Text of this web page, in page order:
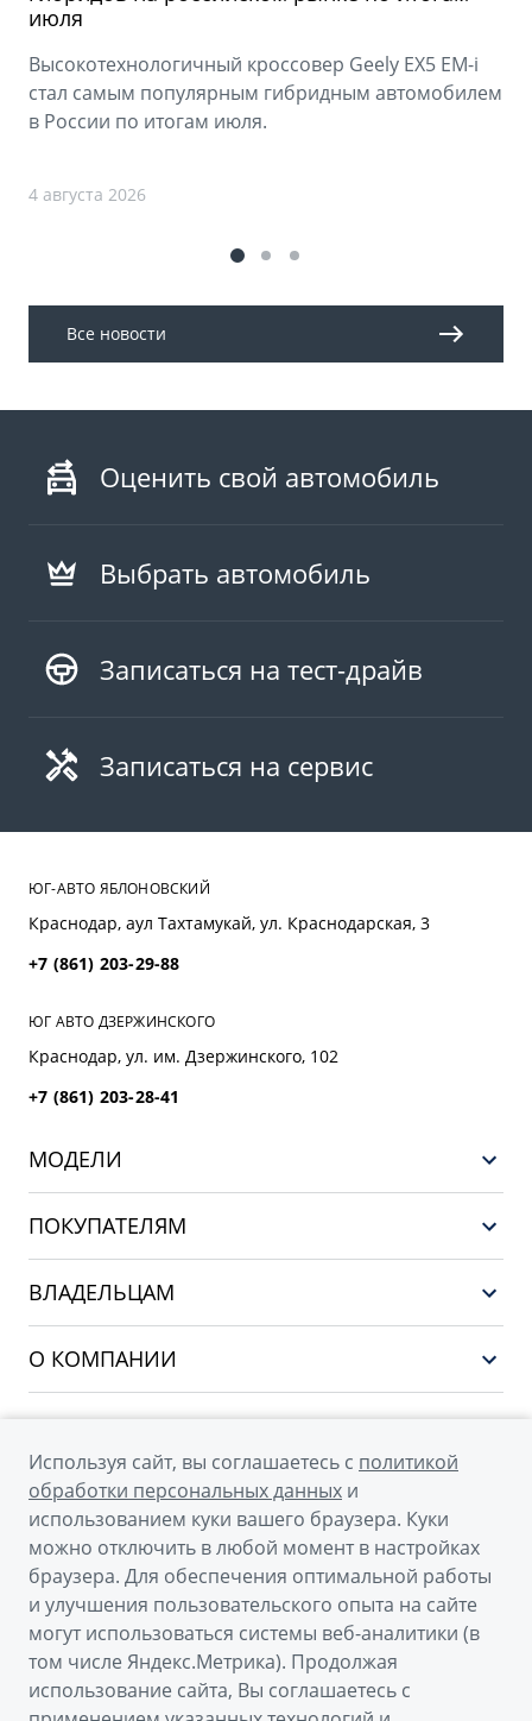
июля
Высокотехнологичный кроссовер Geely EX5 EM-i
стал самым популярным гибридным автомобилем
в России по итогам июля.
4 августа 2026
Все новости
Оценить свой автомобиль
Выбрать автомобиль
Записаться на тест-драйв
Записаться на сервис
ЮГ-АВТО ЯБЛОНОВСКИЙ
Краснодар, аул Тахтамукай, ул. Краснодарская, 3
+7 (861) 203-29-88
ЮГ АВТО ДЗЕРЖИНСКОГО
Краснодар, ул. им. Дзержинского, 102
+7 (861) 203-28-41
МОДЕЛИ
EX5
PREFACE
CITYRAY
ATLAS
OKAVANGO
MONJARO
ПОКУПАТЕЛЯМ
ВЛАДЕЛЬЦАМ
О КОМПАНИИ
Новости
Наша команда
Правовая информация
Контакты
Мы в соцсетях
© 2026
Официальный сайт Geely в России
Политика обработки персональных данных
Используя сайт, вы соглашаетесь с политикой
обработки персональных данных и
использованием куки вашего браузера. Куки
можно отключить в любой момент в настройках
браузера. Для обеспечения оптимальной работы
и улучшения пользовательского опыта на сайте
могут использоваться системы веб-аналитики (в
том числе Яндекс.Метрика). Продолжая
использование сайта, Вы соглашаетесь с